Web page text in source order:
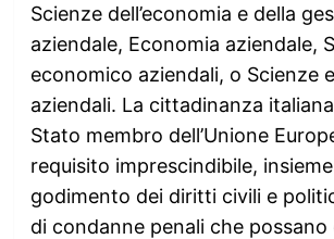
Scienze dell’economia e della
aziendale, Economia aziendale,
economico aziendali, o Scienze
aziendali. La cittadinanza
Stato membro dell’Unione
requisito imprescindibile,
godimento dei diritti civili e
di condanne penali che